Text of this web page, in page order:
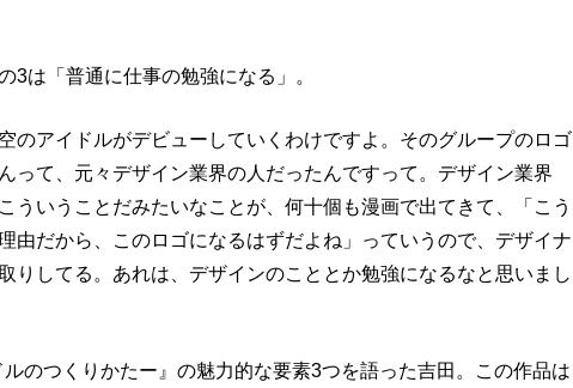
3は「普通に仕事の勉強になる」。
のアイドルがデビューしていくわけですよ。そのグループのロゴ
って、元々デザイン業界の人だったんですって。デザイン業界
ういうことだみたいなことが、何十個も漫画で出てきて、「こう
由だから、このロゴになるはずだよね」っていうので、デザイナ
りしてる。あれは、デザインのこととか勉強になるなと思いまし
ルのつくりかたー』の魅力的な要素3つを語った吉田。この作品は